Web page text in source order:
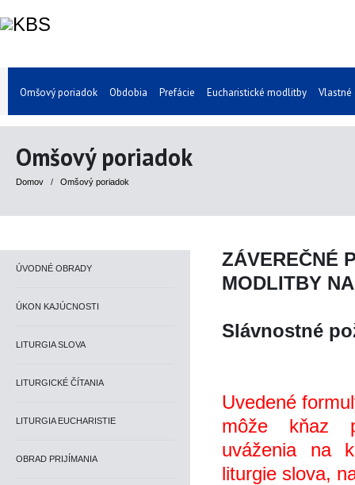
Omšový poriadok Obdobia Prefácie Eucharistické modlitby Vlastné
Omšový poriadok
Domov / Omšový poriadok
ÚVODNÉ OBRADY
ÚKON KAJÚCNOSTI
LITURGIA SLOVA
LITURGICKÉ ČÍTANIA
LITURGIA EUCHARISTIE
OBRAD PRIJÍMANIA
ZÁVEREČNÉ
MODLITBY
Slávnostné
Uvedené
môže kňaz
uváženia na
liturgie slova,